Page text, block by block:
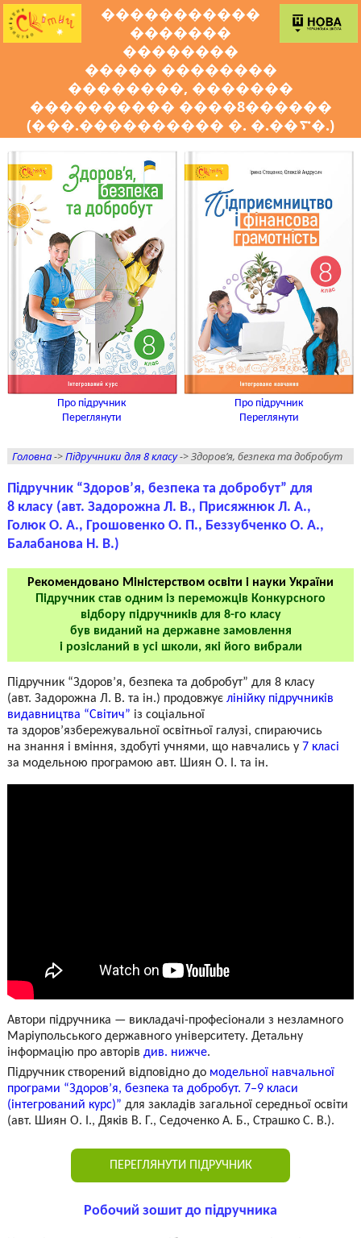
�����������
�������
��������
����� ��������
��������, �������
���������� ����8������
(���.���������� �. �.��࠳�.)
Про підручник
Переглянути
Про підручник
Переглянути
Головна->Підручники для 8 класу-> Здоров’я, безпека та добробут
Підручник “Здоров’я, безпека та добробут” для
8 класу (авт. Задорожна Л. В., Присяжнюк Л. А.,
Голюк О. А., Грошовенко О. П., Беззубченко О. А.,
Балабанова Н. В.)
Рекомендовано Міністерством освіти і науки України
Підручник став одним із переможців Конкурсного
відбору підручників для 8-го класу
був виданий на державне замовлення
і розісланий в усі школи, які його вибрали
Підручник “Здоров’я, безпека та добробут” для 8 класу
(авт. Задорожна Л. В. та ін.) продовжує лінійку підручників
видавництва “Світич” із соціальної
та здоров’язбережувальної освітньої галузі, спираючись
на знання і вміння, здобуті учнями, що навчались у 7 класі
за модельною програмою авт. Шиян О. І. та ін.
Автори підручника — викладачі-професіонали з незламного
Маріупольського державного університету. Детальну
інформацію про авторів див. нижче.
Підручник створений відповідно до модельної навчальної
програми “Здоров’я, безпека та добробут. 7–9 класи
(інтегрований курс)” для закладів загальної середньої освіти
(авт. Шиян О. І., Дяків В. Г., Седоченко А. Б., Страшко С. В.).
ПЕРЕГЛЯНУТИ ПІДРУЧНИК
Робочий зошит до підручника